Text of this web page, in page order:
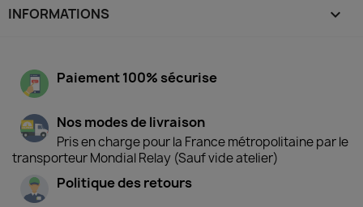
INFORMATIONS keyboard_arrow_down
Paiement 100% sécurise
Nos modes de livraison
Pris en charge pour la France métropolitaine par le
transporteur Mondial Relay (Sauf vide atelier)
Politique des retours